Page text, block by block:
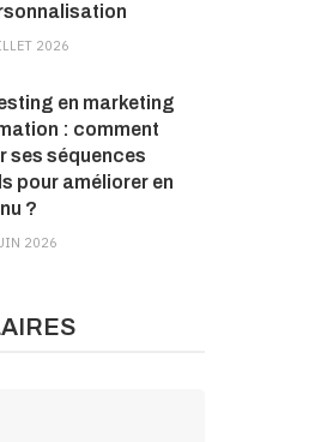
2026
en marketing
: comment
ses séquences
pour améliorer en
?
2026